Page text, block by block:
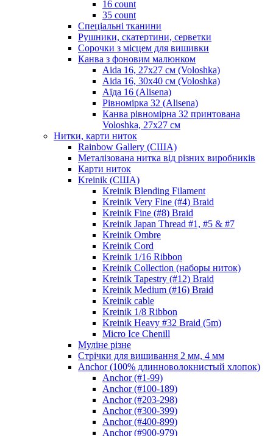
16 count
35 count
Спеціальні тканини
Рушники, скатертини, серветки
Сорочки з місцем для вишивки
Канва з фоновим малюнком
Aida 16, 27х27 см (Voloshka)
Aida 16, 30х40 см (Voloshka)
Аїда 16 (Alisena)
Рівномірка 32 (Alisena)
Канва рівномірна 32 принтована
Voloshka, 27х27 см
Нитки, карти ниток
Rainbow Gallery (США)
Металізована нитка від різних виробників
Карти ниток
Kreinik (США)
Kreinik Blending Filament
Kreinik Very Fine (#4) Braid
Kreinik Fine (#8) Braid
Kreinik Japan Thread #1, #5 & #7
Kreinik Ombre
Kreinik Cord
Kreinik 1/16 Ribbon
Kreinik Collection (наборы ниток)
Kreinik Tapestry (#12) Braid
Kreinik Medium (#16) Braid
Kreinik cable
Kreinik 1/8 Ribbon
Kreinik Heavy #32 Braid (5m)
Micro Ice Chenill
Муліне різне
Стрічки для вишивання 2 мм, 4 мм
Anchor (100% длинноволокнистый хлопок)
Anchor (#1-99)
Anchor (#100-189)
Anchor (#203-298)
Anchor (#300-399)
Anchor (#400-899)
Anchor (#900-979)